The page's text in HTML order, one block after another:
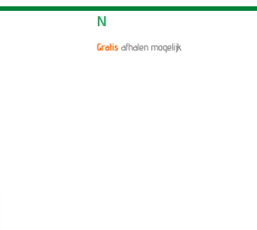
N
Gratis afhalen mogelijk